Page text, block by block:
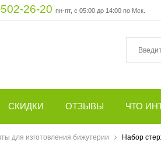
26-20 пн-пт, с 05:00 до 14:00 по Мск.
СКИДКИ ОТЗЫВЫ ЧТО
для изготовления бижутерии Набор